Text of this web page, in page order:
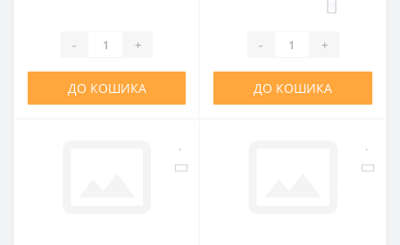
- +
ДО КОШИКА
- +
ДО КОШИКА